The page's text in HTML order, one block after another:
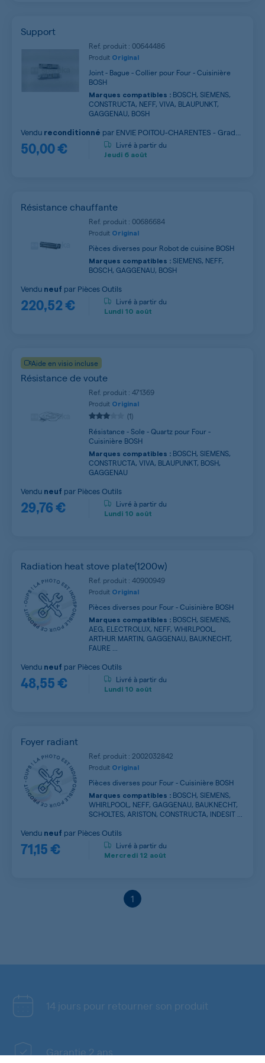
Support
Ref. produit : 00644486
Produit Original
Joint - Bague - Collier pour Four - Cuisinière
BOSH
Marques compatibles : BOSCH, SIEMENS,
CONSTRUCTA, NEFF, VIVA, BLAUPUNKT,
GAGGENAU, BOSH
50,00 €
Vendu reconditionné par ENVIE POITOU-CHARENTES - Grade
A
Livré à partir du
Jeudi 6 août
Résistance chauffante
Ref. produit : 00686684
Produit Original
Pièces diverses pour Robot de cuisine BOSH
Marques compatibles : SIEMENS, NEFF,
BOSCH, GAGGENAU, BOSH
220,52 €
Vendu neuf par Pièces Outils
Livré à partir du
Lundi 10 août
Aide en visio incluse
Résistance de voute
Ref. produit : 471369
Produit Original
(1)
Résistance - Sole - Quartz pour Four -
Cuisinière BOSH
Marques compatibles : BOSCH, SIEMENS,
CONSTRUCTA, VIVA, BLAUPUNKT, BOSH,
GAGGENAU
29,76 €
Vendu neuf par Pièces Outils
Livré à partir du
Lundi 10 août
Radiation heat stove plate(1200w)
Ref. produit : 40900949
Produit Original
Pièces diverses pour Four - Cuisinière BOSH
Marques compatibles : BOSCH, SIEMENS,
AEG, ELECTROLUX, NEFF, WHIRLPOOL,
ARTHUR MARTIN, GAGGENAU, BAUKNECHT,
FAURE ...
48,55 €
Vendu neuf par Pièces Outils
Livré à partir du
Lundi 10 août
Foyer radiant
Ref. produit : 2002032842
Produit Original
Pièces diverses pour Four - Cuisinière BOSH
Marques compatibles : BOSCH, SIEMENS,
WHIRLPOOL, NEFF, GAGGENAU, BAUKNECHT,
SCHOLTES, ARISTON, CONSTRUCTA, INDESIT ...
71,15 €
Vendu neuf par Pièces Outils
Livré à partir du
Mercredi 12 août
1
14 jours pour retourner son produit
Garantie 2 ans